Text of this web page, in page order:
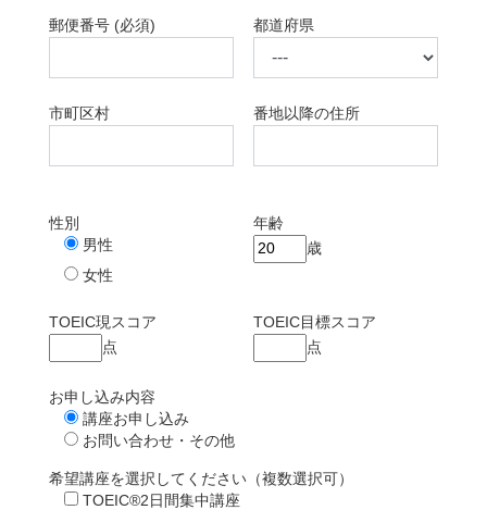
郵便番号 (必須) 都道府県
市町区村 番地以降の住所
性別
男性
女性
年齢
歳
TOEIC現スコア
点
TOEIC目標スコア
点
お申し込み内容
講座お申し込み
お問い合わせ・その他
希望講座を選択してください（複数選択可）
TOEIC®2日間集中講座